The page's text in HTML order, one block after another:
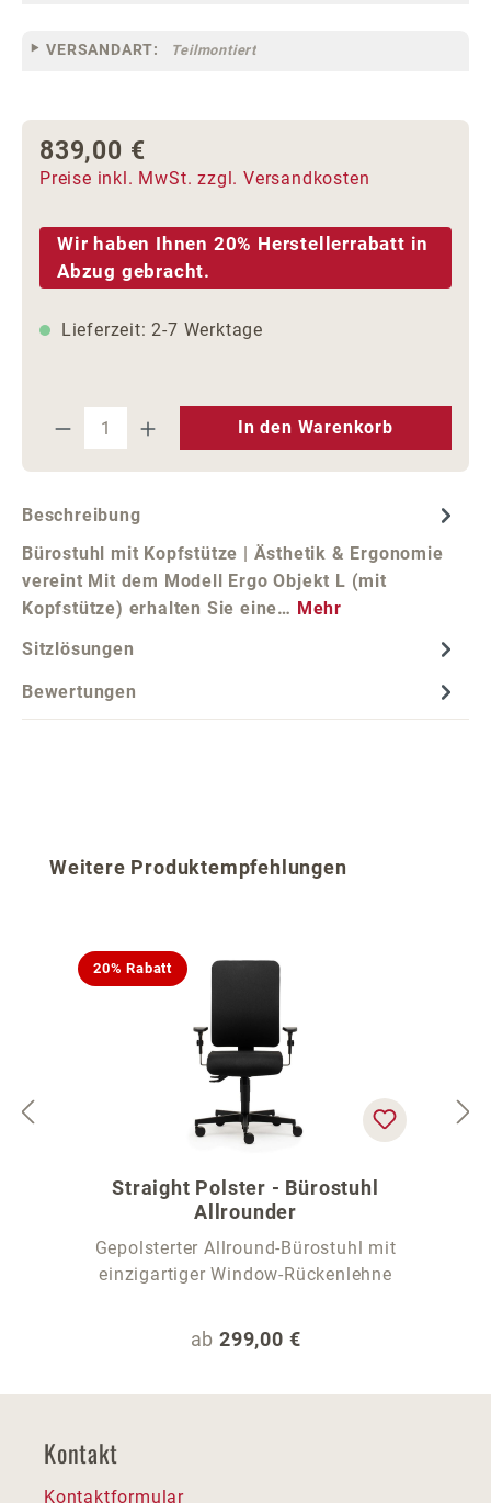
VERSANDART: Teilmontiert
Regulärer Preis:
839,00 €
Preise inkl. MwSt. zzgl. Versandkosten
Wir haben Ihnen 20% Herstellerrabatt in
Abzug gebracht.
Lieferzeit: 2-7 Werktage
Produkt Anzahl: Gib den
In den Warenkorb
Beschreibung
Bürostuhl mit Kopfstütze | Ästhetik & Ergonomie
vereint Mit dem Modell Ergo Objekt L (mit
Kopfstütze) erhalten Sie eine… Mehr
Sitzlösungen
Bewertungen
Produktgalerie überspringen
Weitere Produktempfehlungen
20% Rabatt
Straight Polster - Bürostuhl
Allrounder
Gepolsterter Allround-Bürostuhl mit
einzigartiger Window-Rückenlehne
Regulärer Preis:
ab 299,00 €
Kontakt
Kontaktformular